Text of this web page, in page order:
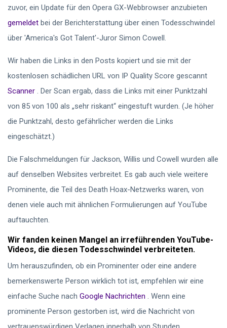
zuvor, ein Update für den Opera GX-Webbrowser anzubieten
gemeldet bei der Berichterstattung über einen Todesschwindel
über 'America's Got Talent'-Juror Simon Cowell.
Wir haben die Links in den Posts kopiert und sie mit der
kostenlosen schädlichen URL von IP Quality Score gescannt
Scanner . Der Scan ergab, dass die Links mit einer Punktzahl
von 85 von 100 als „sehr riskant“ eingestuft wurden. (Je höher
die Punktzahl, desto gefährlicher werden die Links
eingeschätzt.)
Die Falschmeldungen für Jackson, Willis und Cowell wurden alle
auf denselben Websites verbreitet. Es gab auch viele weitere
Prominente, die Teil des Death Hoax-Netzwerks waren, von
denen viele auch mit ähnlichen Formulierungen auf YouTube
auftauchten.
Wir fanden keinen Mangel an irreführenden YouTube-
Videos, die diesen Todesschwindel verbreiteten.
Um herauszufinden, ob ein Prominenter oder eine andere
bemerkenswerte Person wirklich tot ist, empfehlen wir eine
einfache Suche nach Google Nachrichten . Wenn eine
prominente Person gestorben ist, wird die Nachricht von